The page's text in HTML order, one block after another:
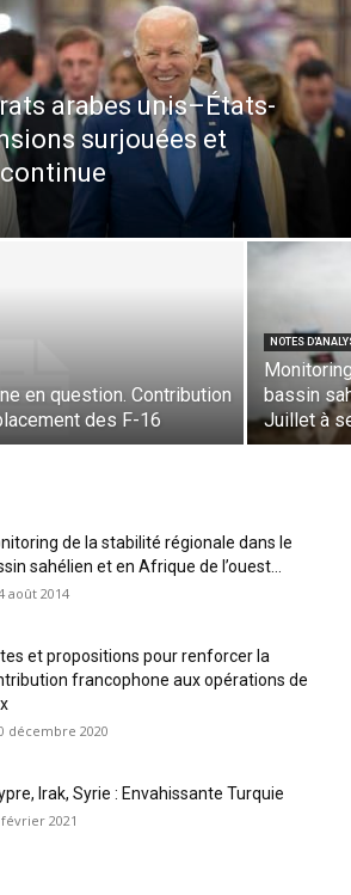
arabes unis–États-
surjouées et
en question. Contribution
des F-16
NOTES
bassin
Juillet à
de la stabilité régionale dans le
sahélien et en Afrique de l’ouest...
août 2014
et propositions pour renforcer la
francophone aux opérations de
décembre 2020
Irak, Syrie : Envahissante Turquie
2021